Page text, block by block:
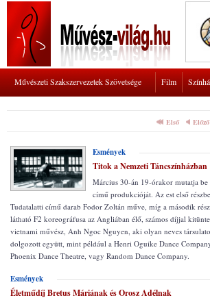
Művészeti Szakszervezetek Szövetsége Film
Első Előző
Esmények
Titok a Nemzeti Táncszínházban
Március 30-án 19-órakor mutatja
című produkcióját. Az est első
Tudatalatti című darab Fodor Zoltán műve, míg a második
látható F2 koreográfusa az Angliában élő, számos díjjal
vietnami művész, Anh Ngoc Nguyen, aki olyan neves
dolgozott együtt, mint például a Henri Oguike Dance
Phoenix Dance Theatre, vagy Random Dance Company.
Esmények
Életműdíj Bretus Máriának és Orosz Adélnak